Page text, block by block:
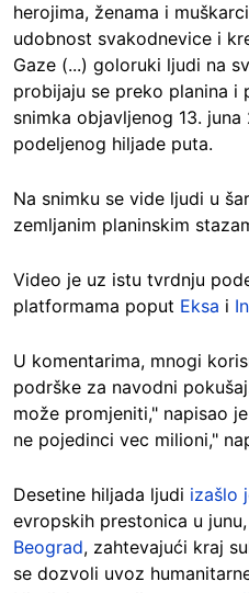
herojima, ženama i
udobnost svakodnevice i
Gaze (...) goloruki ljudi na
probijaju se preko planina i
snimka objavljenog 13. juna
podeljenog hiljade puta.
Na snimku se vide ljudi u
zemljanim planinskim
Video je uz istu tvrdnju
platformama poput Eksa i
U komentarima, mnogi
podrške za navodni
može promjeniti," napisao
ne pojedinci vec milioni,"
Desetine hiljada ljudi izašlo
evropskih prestonica u
Beograd, zahtevajući kraj
se dozvoli uvoz